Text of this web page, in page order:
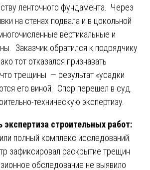
ленточного фундамента. Через
на стенах подвала и в цокольной
вертикальные и
Заказчик обратился к подрядчику
тот отказался признавать
трещины — результат «усадки
его виной. Спор перешел в суд.
техническую экспертизу.
экспертиза строительных работ:
полный комплекс исследований.
зафиксировал раскрытие трещин
обследование не выявило